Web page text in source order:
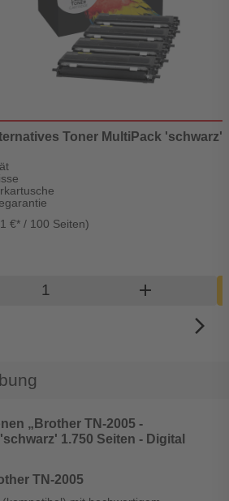
Toner MultiPack 'schwarz'
€* / 100 Seiten)
Produkt Warenkorb Menge
add
arrow_forward_ios
„Brother TN-2005 -
1.750 Seiten - Digital
TN-2005